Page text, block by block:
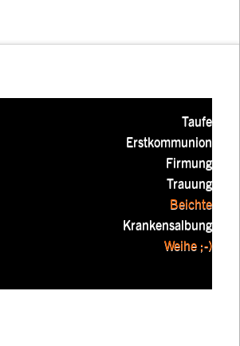
Taufe
Erstkommunion
Firmung
Trauung
Beichte
Krankensalbung
Weihe ;-)